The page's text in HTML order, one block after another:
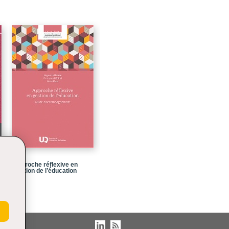
117
133
155
269
Approche réflexive en
gestion de l’éducation